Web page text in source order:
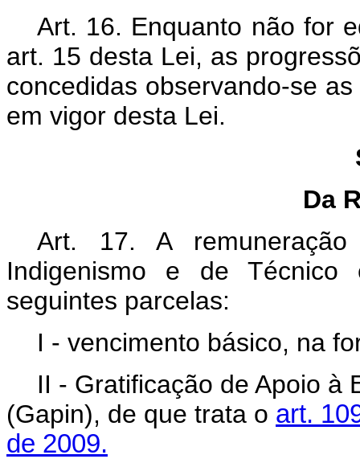
Art. 16. Enquanto não for
art. 15 desta Lei, as
concedidas observando-se
em vigor desta Lei.
Da
Art. 17. A
Indigenismo e de Técnico
seguintes parcelas:
I - vencimento básico, na
II - Gratificação de Apoio à
(Gapin), de que trata o art.
de 2009.